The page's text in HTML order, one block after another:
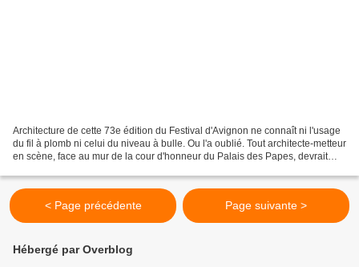
Architecture de cette 73e édition du Festival d'Avignon ne connaît ni l'usage
du fil à plomb ni celui du niveau à bulle. Ou l'a oublié. Tout architecte-metteur
en scène, face au mur de la cour d'honneur du Palais des Papes, devrait
< Page précédente Page suivante >
Hébergé par Overblog